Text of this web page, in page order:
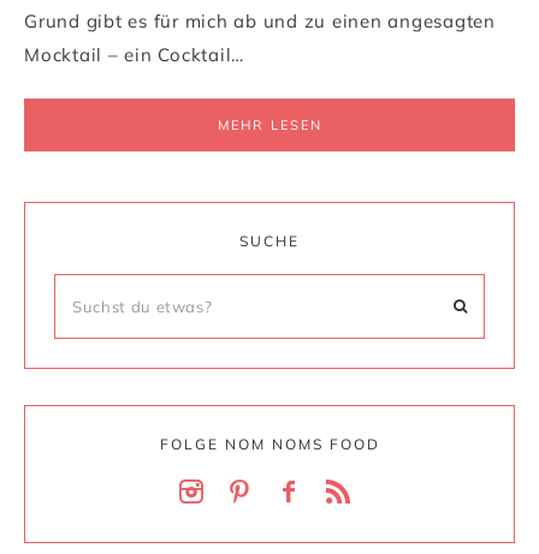
Grund gibt es für mich ab und zu einen angesagten
Mocktail – ein Cocktail…
MEHR LESEN
SUCHE
FOLGE NOM NOMS FOOD